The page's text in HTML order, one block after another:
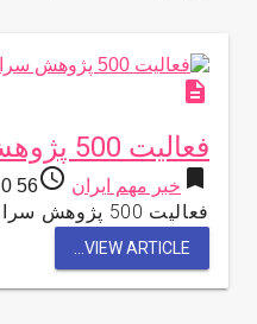
description
فعالیت 500 پژوهش سرا در تابستان برای غنی سازی اوقات فراغت دانش آموزان
bookmark خبر مهم ایران access_time
56 years ago
0
فعالیت 500 پژوهش سرا در تابستان برای غنی سازی اوقات فراغت دانش آموزان به گزارش مركز اطلاع رساني و روابط …
VIEW ARTICLE...